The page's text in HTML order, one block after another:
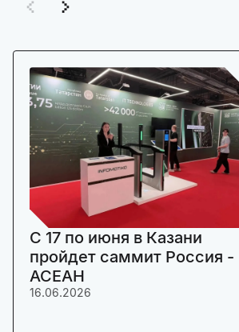
C 17 по июня в Казани
пройдет саммит Россия -
АСЕАН
16.06.2026